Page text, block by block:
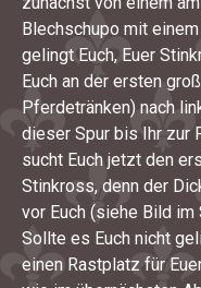
Blechschupo mit
gelingt Euch, Euer
Euch an der ersten
Pferdetränken) nach
dieser Spur bis Ihr zur
sucht Euch jetzt den
Stinkross, denn der
vor Euch (siehe Bild im
Sollte es Euch nicht
einen Rastplatz für